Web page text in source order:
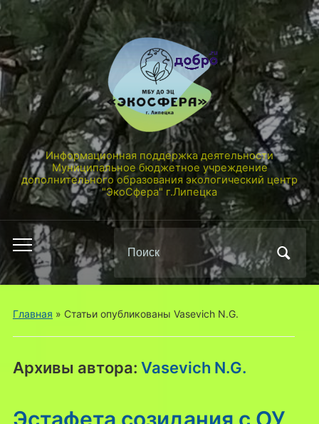
Информационная поддержка деятельности
Муниципальное бюджетное учреждение
дополнительного образования экологический центр
"ЭкоСфера" г.Липецка
Переключить
мобильное
меню
Поиск
по:
Главная » Статьи опубликованы Vasevich N.G.
Архивы автора: Vasevich N.G.
Эстафета созидания с ОУ